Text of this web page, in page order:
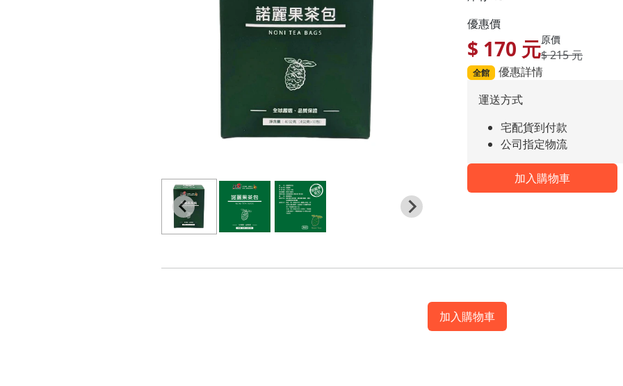
優惠價
$ 170 元原價
$ 215 元
全館
優惠詳情
運送方式
宅配貨到付款
公司指定物流
加入購物車
加入購物車